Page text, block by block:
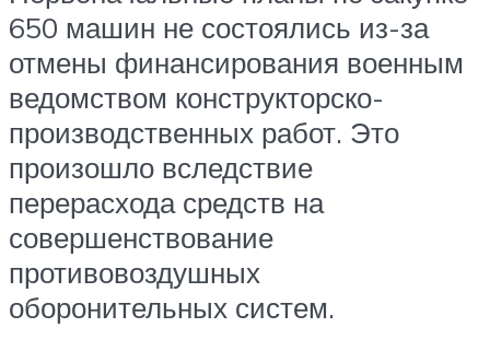
650 машин не состоялись из-за
отмены финансирования военным
ведомством конструкторско-
производственных работ. Это
произошло вследствие
перерасхода средств на
совершенствование
противовоздушных
оборонительных систем.